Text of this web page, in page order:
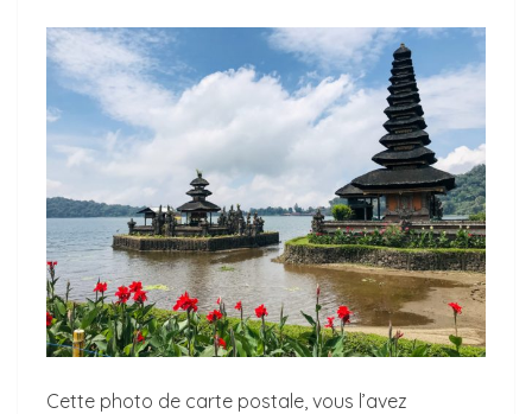
Cette photo de carte postale, vous l’avez